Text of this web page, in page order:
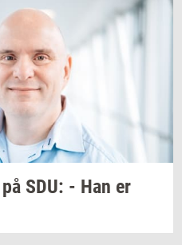
på SDU: - Han er